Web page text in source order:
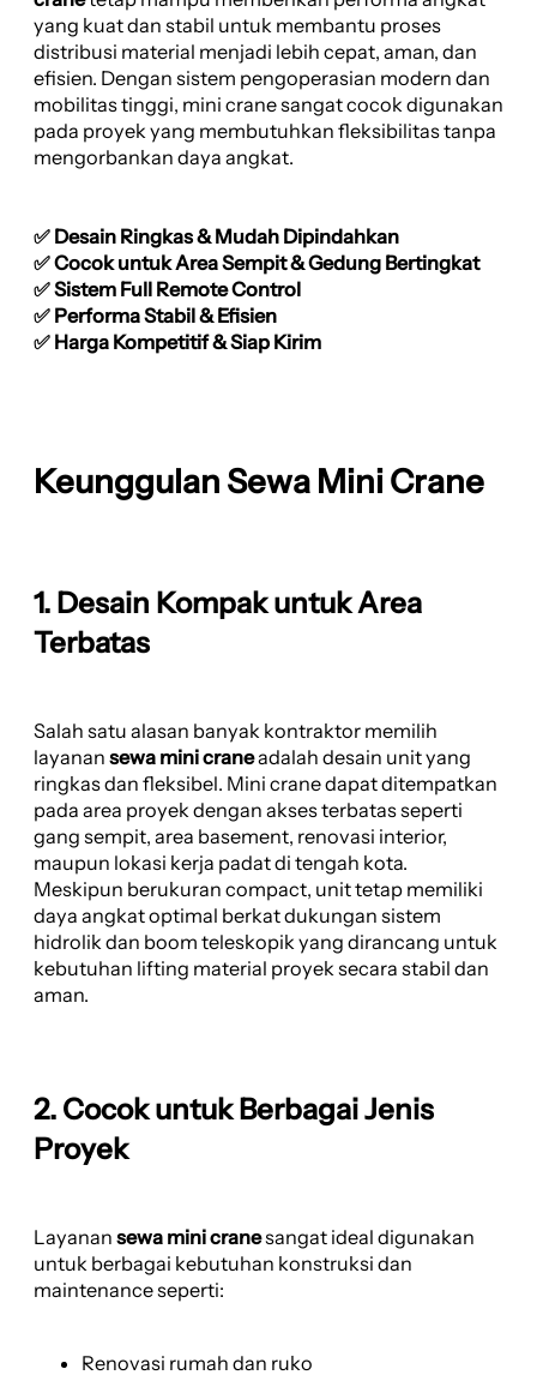
yang kuat dan stabil untuk membantu proses
distribusi material menjadi lebih cepat, aman, dan
efisien. Dengan sistem pengoperasian modern dan
mobilitas tinggi, mini crane sangat cocok digunakan
pada proyek yang membutuhkan fleksibilitas tanpa
mengorbankan daya angkat.
✅ Desain Ringkas & Mudah Dipindahkan
✅ Cocok untuk Area Sempit & Gedung Bertingkat
✅ Sistem Full Remote Control
✅ Performa Stabil & Efisien
✅ Harga Kompetitif & Siap Kirim
Keunggulan Sewa Mini Crane
1. Desain Kompak untuk Area
Terbatas
Salah satu alasan banyak kontraktor memilih
layanan sewa mini craneadalah desain unit yang
ringkas dan fleksibel. Mini crane dapat ditempatkan
pada area proyek dengan akses terbatas seperti
gang sempit, area basement, renovasi interior,
maupun lokasi kerja padat di tengah kota.
Meskipun berukuran compact, unit tetap memiliki
daya angkat optimal berkat dukungan sistem
hidrolik dan boom teleskopik yang dirancang untuk
kebutuhan lifting material proyek secara stabil dan
aman.
2. Cocok untuk Berbagai Jenis
Proyek
Layanan sewa mini cranesangat ideal digunakan
untuk berbagai kebutuhan konstruksi dan
maintenance seperti:
Renovasi rumah dan ruko